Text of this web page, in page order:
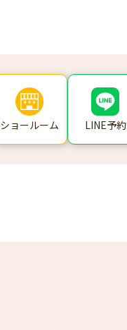
ショールーム LINE予約